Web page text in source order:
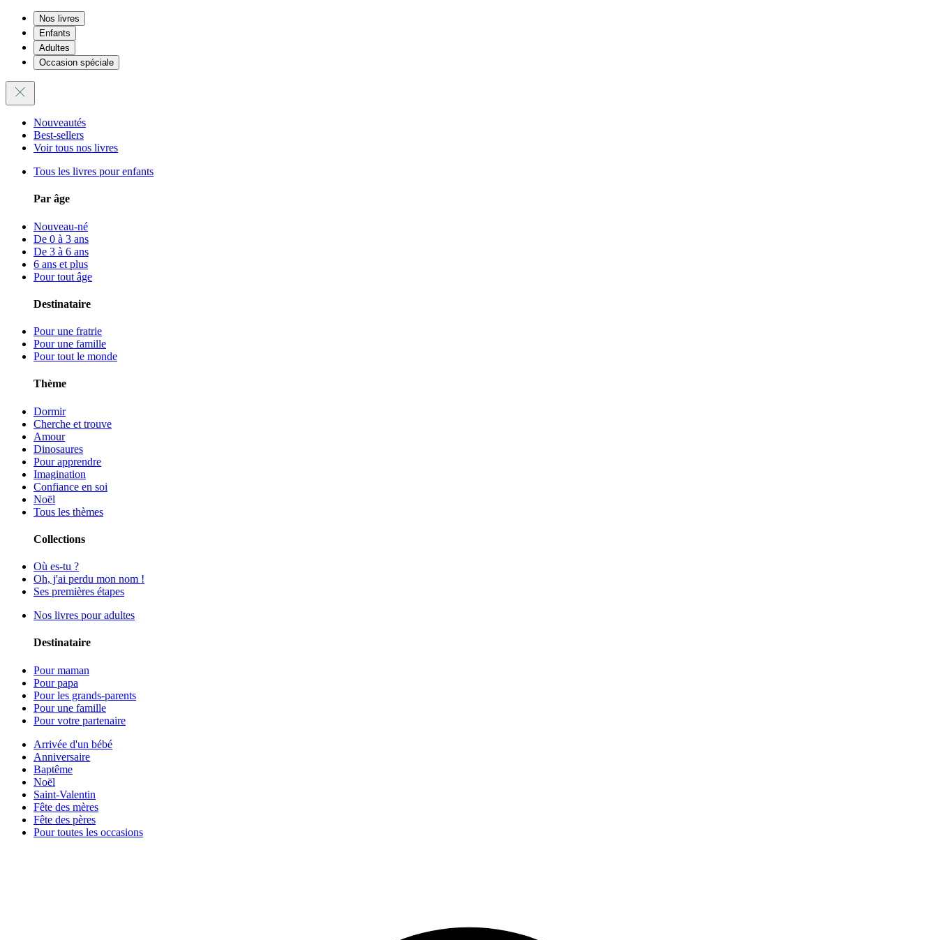
Nos livres
Enfants
Adultes
Occasion spéciale
Nouveautés
Best-sellers
Voir tous nos livres
Tous les livres pour enfants
Par âge
Nouveau-né
De 0 à 3 ans
De 3 à 6 ans
6 ans et plus
Pour tout âge
Destinataire
Pour une fratrie
Pour une famille
Pour tout le monde
Thème
Dormir
Cherche et trouve
Amour
Dinosaures
Pour apprendre
Imagination
Confiance en soi
Noël
Tous les thèmes
Collections
Où es-tu ?
Oh, j'ai perdu mon nom !
Ses premières étapes
Nos livres pour adultes
Destinataire
Pour maman
Pour papa
Pour les grands-parents
Pour une famille
Pour votre partenaire
Arrivée d'un bébé
Anniversaire
Baptême
Noël
Saint-Valentin
Fête des mères
Fête des pères
Pour toutes les occasions